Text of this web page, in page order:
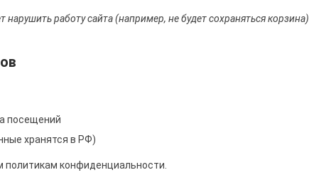
работу сайта (например, не будет сохраняться корзина).
посещений
хранятся в РФ)
конфиденциальности.